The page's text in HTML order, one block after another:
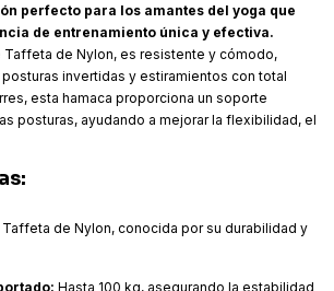
perfecto para los amantes del yoga que
de entrenamiento única y efectiva.
Taffeta de Nylon, es resistente y cómodo,
invertidas y estiramientos con total
esta hamaca proporciona un soporte
posturas, ayudando a mejorar la flexibilidad, el
de Nylon, conocida por su durabilidad y
Hasta 100 kg, asegurando la estabilidad